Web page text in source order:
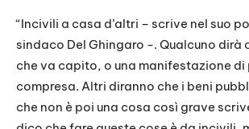
“Incivili a casa d’altri – scrive nel suo
sindaco Del Ghingaro -. Qualcuno dirà
che va capito, o una manifestazione
compresa. Altri diranno che i beni
che non è poi una cosa così grave